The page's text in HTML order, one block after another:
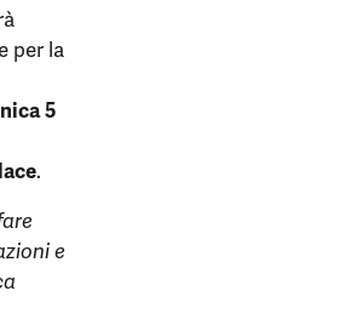
per la
5
.
e